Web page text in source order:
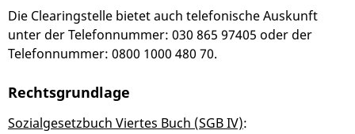
Die Clearingstelle bietet auch telefonische Auskunft
unter der Telefonnummer: 030 865 97405 oder der
Telefonnummer: 0800 1000 480 70.
Rechtsgrundlage
Sozialgesetzbuch Viertes Buch (SGB IV):